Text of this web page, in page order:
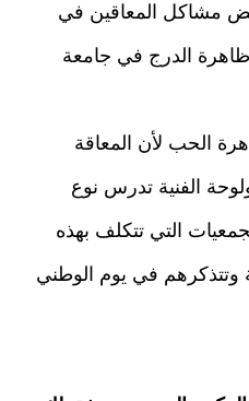
مشاكل المعاقين في
ظاهرة الدرج في جامعة
الحب لأن المعاقة
الفنية تدرس نوع
التي تتكلف بهذه
وتتذكرهم في يوم الوطني